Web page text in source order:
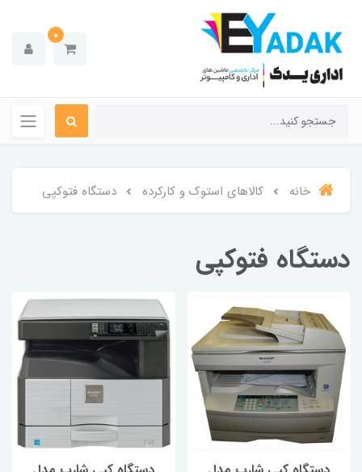
0
خانه کالاهای استوک و کارکرده دستگاه فتوکپی
دستگاه فتوکپی